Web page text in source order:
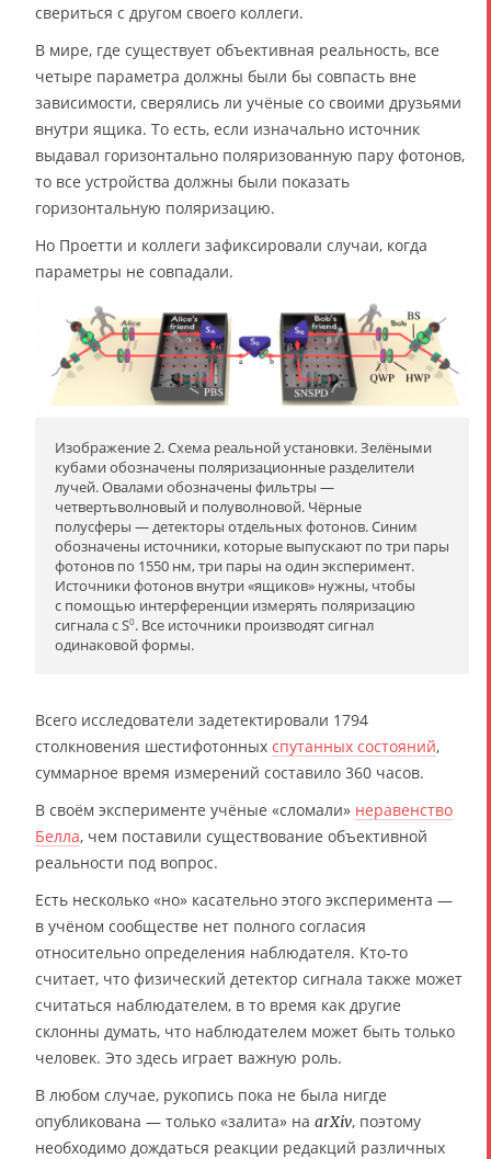
свериться с другом своего коллеги.
В мире, где существует объективная реальность, все
четыре параметра должны были бы совпасть вне
зависимости, сверялись ли учёные со своими друзьями
внутри ящика. То есть, если изначально источник
выдавал горизонтально поляризованную пару фотонов,
то все устройства должны были показать
горизонтальную поляризацию.
Но Проетти и коллеги зафиксировали случаи, когда
параметры не совпадали.
Изображение 2. Схема реальной установки. Зелёными
кубами обозначены поляризационные разделители
лучей. Овалами обозначены фильтры —
четвертьволновый и полуволновой. Чёрные
полусферы — детекторы отдельных фотонов. Синим
обозначены источники, которые выпускают по три пары
фотонов по 1550 нм, три пары на один эксперимент.
Источники фотонов внутри «ящиков» нужны, чтобы
с помощью интерференции измерять поляризацию
сигнала с S0. Все источники производят сигнал
одинаковой формы.
Всего исследователи задетектировали 1794
столкновения шестифотонных спутанных состояний,
суммарное время измерений составило 360 часов.
В своём эксперименте учёные «сломали» неравенство
Белла, чем поставили существование объективной
реальности под вопрос.
Есть несколько «но» касательно этого эксперимента —
в учёном сообществе нет полного согласия
относительно определения наблюдателя. Кто-то
считает, что физический детектор сигнала также может
считаться наблюдателем, в то время как другие
склонны думать, что наблюдателем может быть только
человек. Это здесь играет важную роль.
В любом случае, рукопись пока не была нигде
опубликована — только «залита» на arXiv, поэтому
необходимо дождаться реакции редакций различных